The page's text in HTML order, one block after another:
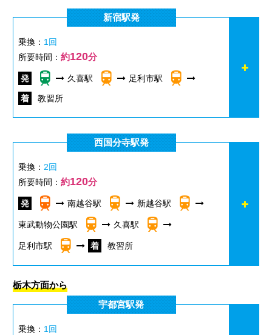
新宿駅発
乗換： 1回
所要時間：約120分
久喜駅 足利市駅
教習所
西国分寺駅発
乗換：2回
所要時間：約120分
南越谷駅 新越谷駅
東武動物公園駅 久喜駅
足利市駅 教習所
栃木方面から
宇都宮駅発
乗換： 1回